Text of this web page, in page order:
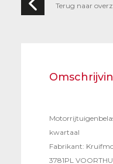
Terug naar
kwartaal
Fabrikant:
3781PL